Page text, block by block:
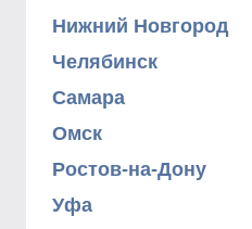
Нижний Новгород
Челябинск
Самара
Омск
Ростов-на-Дону
Уфа